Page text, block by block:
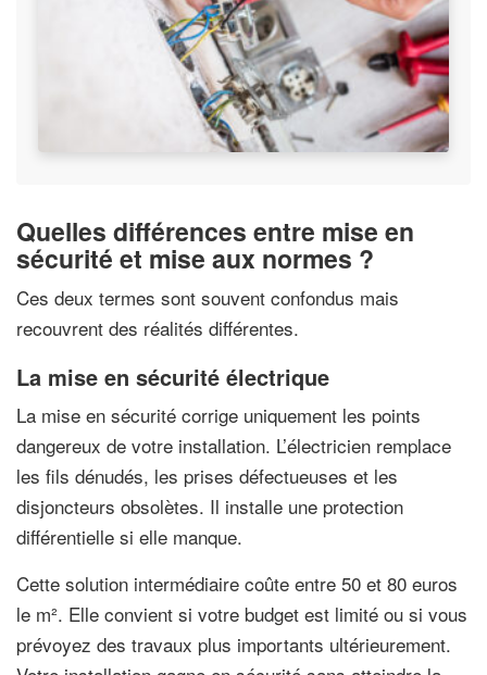
Quelles différences entre mise en
sécurité et mise aux normes ?
Ces deux termes sont souvent confondus mais
recouvrent des réalités différentes.
La mise en sécurité électrique
La mise en sécurité corrige uniquement les points
dangereux de votre installation. L’électricien remplace
les fils dénudés, les prises défectueuses et les
disjoncteurs obsolètes. Il installe une protection
différentielle si elle manque.
Cette solution intermédiaire coûte entre 50 et 80 euros
le m². Elle convient si votre budget est limité ou si vous
prévoyez des travaux plus importants ultérieurement.